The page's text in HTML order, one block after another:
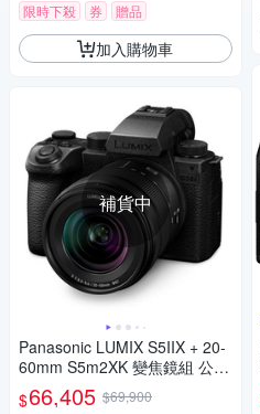
限時下殺
券 贈品
加入購物車
補貨中
Panasonic LUMIX S5IIX + 20-
60mm S5m2XK 變焦鏡組 公司
貨 DC-S5M2XK
$66,405 $69,900